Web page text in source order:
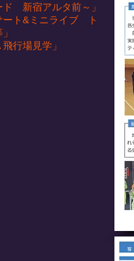
ド 新宿アルタ前～」
ート&ミニライブ ト
行場見学」